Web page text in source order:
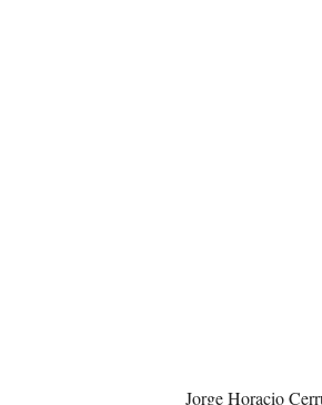
Jorge Horacio